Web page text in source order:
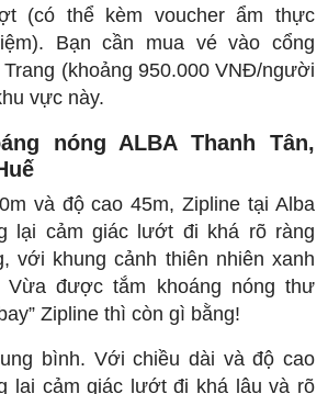
(có thể kèm voucher ẩm thực
Bạn cần mua vé vào cổng
(khoảng 950.000 VNĐ/người
vực này.
nóng ALBA Thanh Tân,
và độ cao 45m, Zipline tại Alba
lại cảm giác lướt đi khá rõ ràng
với khung cảnh thiên nhiên xanh
được tắm khoáng nóng thư
Zipline thì còn gì bằng!
bình. Với chiều dài và độ cao
lại cảm giác lướt đi khá lâu và rõ